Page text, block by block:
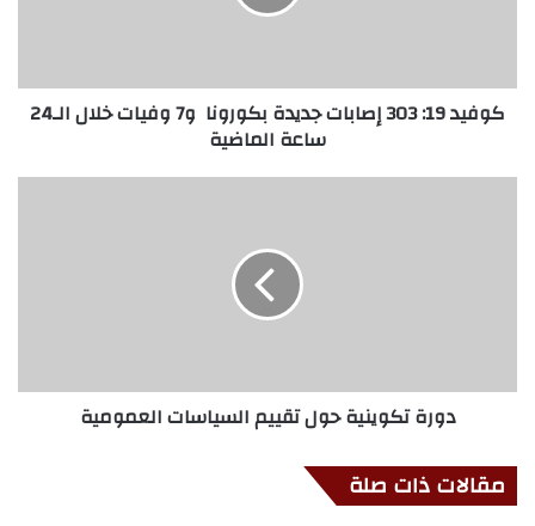
كوفيد 19: 303 إصابات جديدة بكورونا و7 وفيات خلال الـ24
ساعة الماضية
دورة تكوينية حول تقييم السياسات العمومية
مقالات ذات صلة